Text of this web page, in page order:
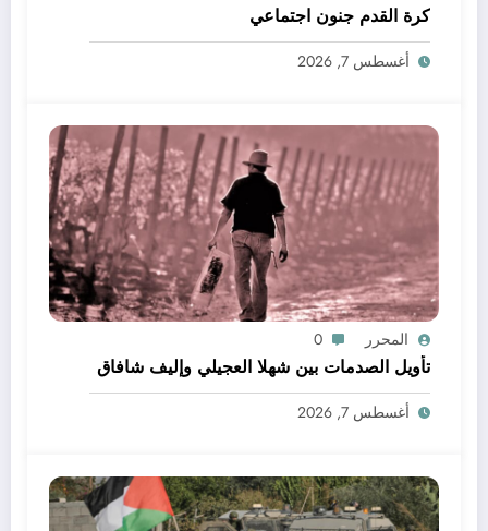
كرة القدم جنون اجتماعي
أغسطس 7, 2026
المحرر 0
تأويل الصدمات بين شهلا العجيلي وإليف شافاق
أغسطس 7, 2026